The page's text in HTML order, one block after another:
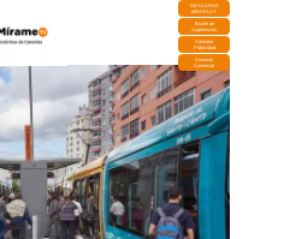
DESCARGA
MIRAPLAY
Buzón de
Sugerencias
Contratar
Publicidad
Contacto
Comercial